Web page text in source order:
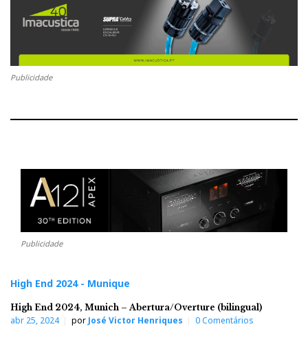
Publicidade
Publicidade
High End 2024 - Munique
High End 2024, Munich – Abertura/Overture (bilingual)
abr 25, 2024 por José Victor Henriques 0 Comentários